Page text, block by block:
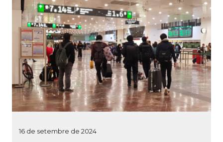
16 de setembre de 2024